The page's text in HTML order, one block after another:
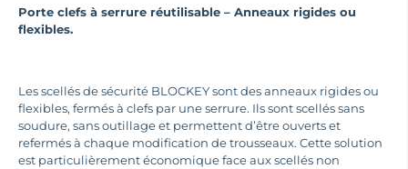
Porte clefs à serrure réutilisable – Anneaux rigides ou
flexibles.
Les scellés de sécurité BLOCKEY sont des anneaux rigides ou
flexibles, fermés à clefs par une serrure. Ils sont scellés sans
soudure, sans outillage et permettent d’être ouverts et
refermés à chaque modification de trousseaux. Cette solution
est particulièrement économique face aux scellés non